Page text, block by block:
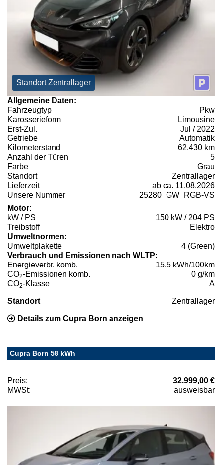
Standort Zentrallager
Allgemeine Daten:
Fahrzeugtyp
Pkw
Karosserieform
Limousine
Erst-Zul.
Jul / 2022
Getriebe
Automatik
Kilometerstand
62.430 km
Anzahl der Türen
5
Farbe
Grau
Standort
Zentrallager
Lieferzeit
ab ca. 11.08.2026
Unsere Nummer
25280_GW_RGB-VS
Motor:
kW / PS
150 kW / 204 PS
Treibstoff
Elektro
Umweltnormen:
Umweltplakette
4 (Green)
Verbrauch und Emissionen nach WLTP:
Energieverbr. komb.
15,5 kWh/100km
CO2-Emissionen komb.
0 g/km
CO2-Klasse A
Standort Zentrallager
Details zum Cupra Born anzeigen
Cupra Born 58 kWh
Preis:
32.999,00 €
MWSt:
ausweisbar